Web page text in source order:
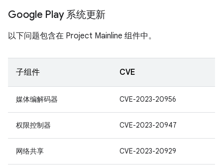
Google Play 系统更新
以下问题包含在 Project Mainline 组件中。
子组件 CVE
媒体编解码器 CVE-2023-20956
权限控制器 CVE-2023-20947
网络共享 CVE-2023-20929